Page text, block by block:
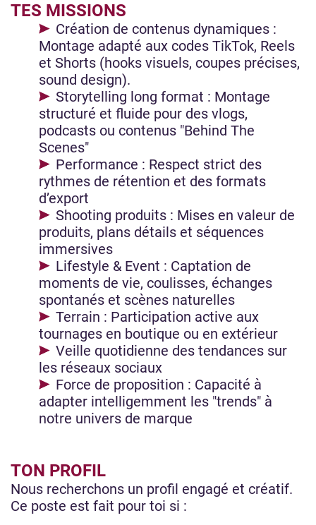
TES MISSIONS
Création de contenus dynamiques :
Montage adapté aux codes TikTok, Reels
et Shorts (hooks visuels, coupes précises,
sound design).
Storytelling long format : Montage
structuré et fluide pour des vlogs,
podcasts ou contenus "Behind The
Scenes"
Performance : Respect strict des
rythmes de rétention et des formats
d’export
Shooting produits : Mises en valeur de
produits, plans détails et séquences
immersives
Lifestyle & Event : Captation de
moments de vie, coulisses, échanges
spontanés et scènes naturelles
Terrain : Participation active aux
tournages en boutique ou en extérieur
Veille quotidienne des tendances sur
les réseaux sociaux
Force de proposition : Capacité à
adapter intelligemment les "trends" à
notre univers de marque
TON PROFIL
Nous recherchons un profil engagé et créatif.
Ce poste est fait pour toi si :